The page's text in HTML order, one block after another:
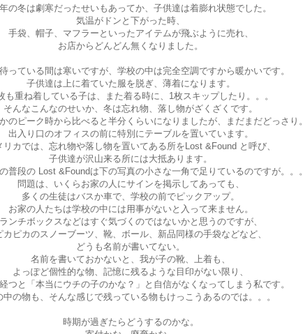
の冬は劇寒だったせいもあってか、子供達は着膨れ状態でした。
気温がドンと下がった時、
手袋、帽子、マフラーといったアイテムが飛ぶように売れ、
お店からどんどん無くなりました。
っている間は寒いですが、学校の中は完全空調ですから暖かいです。
子供達は上に着ていた服を脱ぎ、薄着になります。
も重ね着している子は、また着る時に、1枚スキップしたり。。。
そんなこんなのせいか、冬は忘れ物、落し物がざくざくです。
のピーク時から比べると半分くらいになりましたが、まだまだどっさり。
出入り口のオフィスの前に特別にテーブルを置いています。
リカでは、忘れ物や落し物を置いてある所を Lost &Found と呼び、
子供達が沢山来る所には大抵あります。
普段の Lost &Foundは下の写真の小さな一角で足りているのですが。。。
問題は、いくらお家の人にサインを掲示してあっても、
多くの生徒はバスか車で、学校の前でピックアップ。
お家の人たちは学校の中には用事がないと入って来ません。
ランチボックスなどはすぐ気づくのではないかと思うのですが、
カピカのスノーブーツ、靴、ボール、新品同様の手袋などなど、
どうも名前が書いてない。
名前を書いておかないと、我が子の靴、上着も、
よっぽど個性的な物、記憶に残るような目印がない限り、
つと「本当にウチの子のかな？」と自信がなくなってしまう私です。
中の物も、そんな感じで残っている物もけっこうあるのでは。。。
時期が過ぎたらどうするのかな。